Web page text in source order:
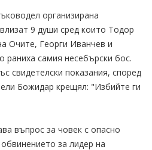
организирана
9 души сред които Тодор
Очите, Георги Иванчев и
раниха самия несебърски бос.
свидетелски показания, според
Божидар крещял: "Избийте ги
въпрос за човек с опасно
за лидер на